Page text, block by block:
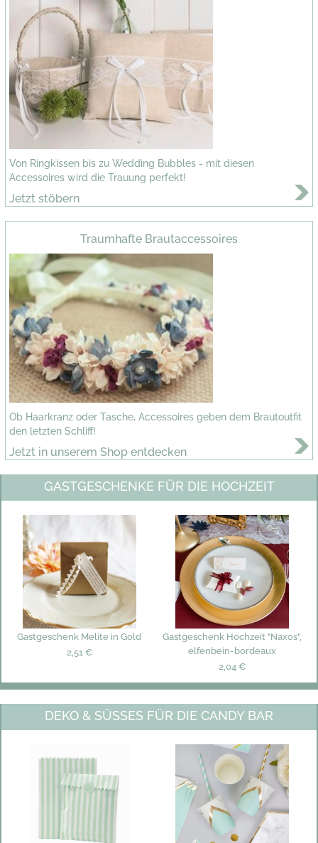
Von Ringkissen bis zu Wedding Bubbles - mit diesen
Accessoires wird die Trauung perfekt!
Jetzt stöbern
Traumhafte Brautaccessoires
Ob Haarkranz oder Tasche, Accessoires geben dem Brautoutfit
den letzten Schliff!
Jetzt in unserem Shop entdecken
GASTGESCHENKE FÜR DIE HOCHZEIT
Gastgeschenk Melite in Gold
2,51 €
Gastgeschenk Hochzeit "Naxos",
elfenbein-bordeaux
2,04 €
DEKO & SÜSSES FÜR DIE CANDY BAR